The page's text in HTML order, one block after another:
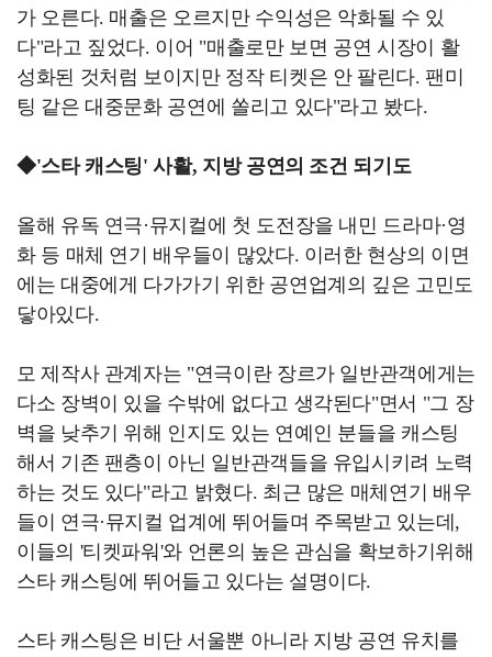
가 오른다. 매출은 오르지만 수익성은 악화될 수 있
다"라고 짚었다. 이어 "매출로만 보면 공연 시장이 활
성화된 것처럼 보이지만 정작 티켓은 안 팔린다. 팬미
팅 같은 대중문화 공연에 쏠리고 있다"라고 봤다.
◆'스타 캐스팅' 사활, 지방 공연의 조건 되기도
올해 유독 연극·뮤지컬에 첫 도전장을 내민 드라마·영
화 등 매체 연기 배우들이 많았다. 이러한 현상의 이면
에는 대중에게 다가가기 위한 공연업계의 깊은 고민도
닿아있다.
모 제작사 관계자는 "연극이란 장르가 일반관객에게는
다소 장벽이 있을 수밖에 없다고 생각된다"면서 "그 장
벽을 낮추기 위해 인지도 있는 연예인 분들을 캐스팅
해서 기존 팬층이 아닌 일반관객들을 유입시키려 노력
하는 것도 있다"라고 밝혔다. 최근 많은 매체연기 배우
들이 연극·뮤지컬 업계에 뛰어들며 주목받고 있는데,
이들의 '티켓파워'와 언론의 높은 관심을 확보하기위해
스타 캐스팅에 뛰어들고 있다는 설명이다.
스타 캐스팅은 비단 서울뿐 아니라 지방 공연 유치를